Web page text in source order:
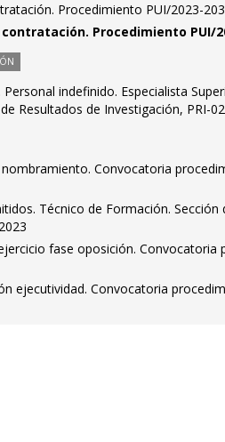
Procedimiento PUI/2023-203
Procedimiento PUI/
indefinido. Especialista
Resultados de Investigación, PRI-
Convocatoria
Técnico de Formación. Sección
fase oposición. Convocatoria
ejecutividad. Convocatoria